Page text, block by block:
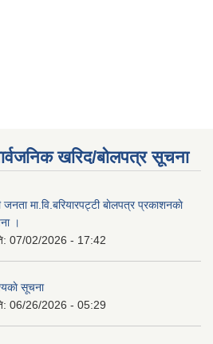
खरिद/बोलपत्र सूचना
जनता मा.वि.बरियारपट्टी बाेलपत्र प्रकाशनकाे
।
07/02/2026 - 17:42
सूचना
06/26/2026 - 05:29